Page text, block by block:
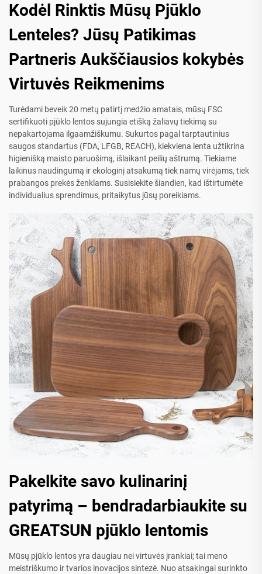
Kodėl Rinktis Mūsų Pjūklo
Lenteles? Jūsų Patikimas
Partneris Aukščiausios kokybės
Virtuvės Reikmenims
Turėdami beveik 20 metų patirtį medžio amatais, mūsų FSC
sertifikuoti pjūklo lentos sujungia etišką žaliavų tiekimą su
nepakartojama ilgaamžiškumu. Sukurtos pagal tarptautinius
saugos standartus (FDA, LFGB, REACH), kiekviena lenta užtikrina
higienišką maisto paruošimą, išlaikant peilių aštrumą. Tiekiame
laikinus naudingumą ir ekologinį atsakumą tiek namų virėjams, tiek
prabangos prekės ženklams. Susisiekite šiandien, kad ištirtumėte
individualius sprendimus, pritaikytus jūsų poreikiams.
Pakelkite savo kulinarinį
patyrimą – bendradarbiaukite su
GREATSUN pjūklo lentomis
Mūsų pjūklo lentos yra daugiau nei virtuvės įrankiai; tai meno
meistriškumo ir tvarios inovacijos sintezė. Nuo atsakingai surinkto